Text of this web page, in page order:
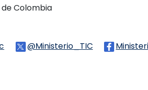
Colombia
Logo Tiktok
@Ministerio_TIC Logo Twitter